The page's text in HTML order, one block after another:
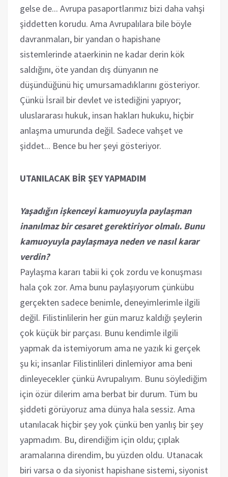
gelse de... Avrupa pasaportlarımız bizi daha vahşi
şiddetten korudu. Ama Avrupalılara bile böyle
davranmaları, bir yandan o hapishane
sistemlerinde ataerkinin ne kadar derin kök
saldığını, öte yandan dış dünyanın ne
düşündüğünü hiç umursamadıklarını gösteriyor.
Çünkü İsrail bir devlet ve istediğini yapıyor;
uluslararası hukuk, insan hakları hukuku, hiçbir
anlaşma umurunda değil. Sadece vahşet ve
şiddet... Bence bu her şeyi gösteriyor.
UTANILACAK BİR ŞEY YAPMADIM
Yaşadığın işkenceyi kamuoyuyla paylaşman
inanılmaz bir cesaret gerektiriyor olmalı. Bunu
kamuoyuyla paylaşmaya neden ve nasıl karar
verdin?
Paylaşma kararı tabii ki çok zordu ve konuşması
hala çok zor. Ama bunu paylaşıyorum çünkübu
gerçekten sadece benimle, deneyimlerimle ilgili
değil. Filistinlilerin her gün maruz kaldığı şeylerin
çok küçük bir parçası. Bunu kendimle ilgili
yapmak da istemiyorum ama ne yazık ki gerçek
şu ki; insanlar Filistinlileri dinlemiyor ama beni
dinleyecekler çünkü Avrupalıyım. Bunu söylediğim
için özür dilerim ama berbat bir durum. Tüm bu
şiddeti görüyoruz ama dünya hala sessiz. Ama
utanılacak hiçbir şey yok çünkü ben yanlış bir şey
yapmadım. Bu, direndiğim için oldu; çıplak
aramalarına direndim, bu yüzden oldu. Utanacak
biri varsa o da siyonist hapishane sistemi, siyonist